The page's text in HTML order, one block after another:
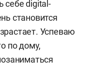
себе digital-
становится
Успеваю
по дому,